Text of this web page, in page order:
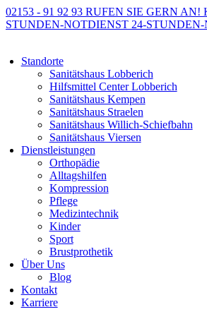
02153 - 91 92 93 RUFEN SIE GERN AN!
STUNDEN-NOTDIENST 24-
Standorte
Sanitätshaus Lobberich
Hilfsmittel Center Lobberich
Sanitätshaus Kempen
Sanitätshaus Straelen
Sanitätshaus Willich-Schiefbahn
Sanitätshaus Viersen
Dienstleistungen
Orthopädie
Alltagshilfen
Kompression
Pflege
Medizintechnik
Kinder
Sport
Brustprothetik
Über Uns
Blog
Kontakt
Karriere